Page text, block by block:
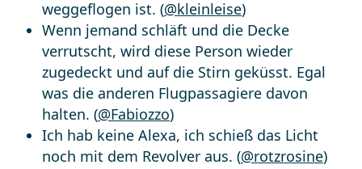
weggeflogen ist. (@kleinleise)
Wenn jemand schläft und die Decke
verrutscht, wird diese Person wieder
zugedeckt und auf die Stirn geküsst. Egal
was die anderen Flugpassagiere davon
halten. (@Fabiozzo)
Ich hab keine Alexa, ich schieß das Licht
noch mit dem Revolver aus. (@rotzrosine)